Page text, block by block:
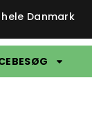
Danmark